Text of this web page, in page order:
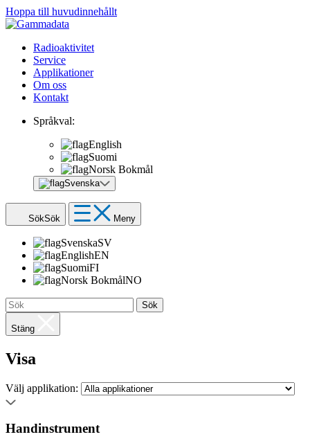
Hoppa till huvudinnehållt
Radioaktivitet
Service
Applikationer
Om oss
Kontakt
Språkval:
English
Suomi
Norsk Bokmål
Svenska
SökSök Meny
SvenskaSV
EnglishEN
SuomiFI
Norsk BokmålNO
Sök
Stäng
Visa
Välj applikation:
Handinstrument